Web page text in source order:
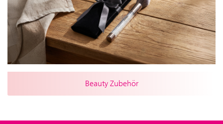
Beauty Zubehör